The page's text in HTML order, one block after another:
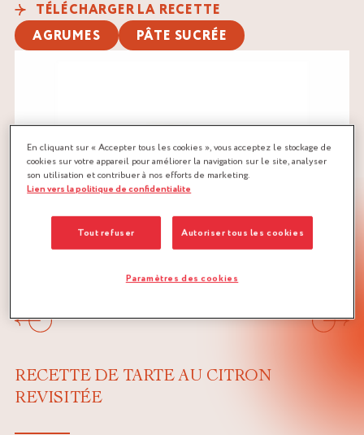
TÉLÉCHARGER LA RECETTE
Précédent
AGRUMES PÂTE SUCRÉE
RECETTE DE TARTE AU CITRON
REVISITÉE
En cliquant sur « Accepter tous les cookies », vous acceptez le stockage de
cookies sur votre appareil pour améliorer la navigation sur le site, analyser
son utilisation et contribuer à nos efforts de marketing.
Lien vers la politique de confidentialite
Tout refuser Autoriser tous les cookies
Paramètres des cookies